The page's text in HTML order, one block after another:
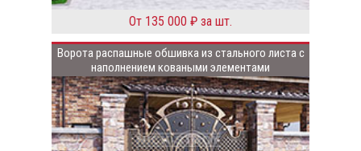
От 135 000 ₽ за шт.
Ворота распашные обшивка из стального листа с
наполнением коваными элементами